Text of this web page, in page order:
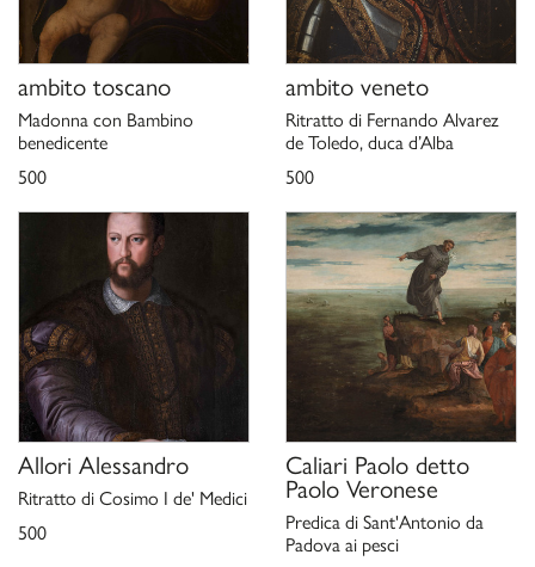
ambito toscano
Madonna con Bambino
benedicente
500
ambito veneto
Ritratto di Fernando Alvarez
de Toledo, duca d’Alba
500
Allori Alessandro
Ritratto di Cosimo I de' Medici
500
Caliari Paolo detto
Paolo Veronese
Predica di Sant'Antonio da
Padova ai pesci